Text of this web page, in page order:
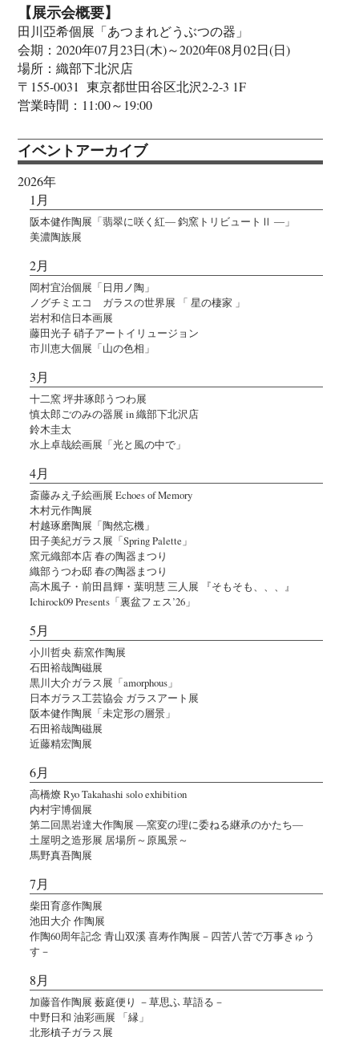
【展示会概要】
田川亞希個展「あつまれどうぶつの器」
会期：2020年07月23日(木)～2020年08月02日(日)
場所：織部下北沢店
〒155-0031 東京都世田谷区北沢2-2-3 1F
営業時間：11:00～19:00
イベントアーカイブ
2026年
1月
阪本健作陶展「翡翠に咲く紅― 鈞窯トリビュートⅡ ―」
美濃陶族展
2月
岡村宜治個展「日用ノ陶」
ノグチミエコ ガラスの世界展 「 星の棲家 」
岩村和信日本画展
藤田光子 硝子アートイリュージョン
市川恵大個展「山の色相」
3月
十二窯 坪井琢郎うつわ展
慎太郎ごのみの器展 in 織部下北沢店
鈴木圭太
水上卓哉絵画展「光と風の中で」
4月
斎藤みえ子絵画展 Echoes of Memory
木村元作陶展
村越琢磨陶展「陶然忘機」
田子美紀ガラス展「Spring Palette」
窯元織部本店 春の陶器まつり
織部うつわ邸 春の陶器まつり
高木風子・前田昌輝・葉明慧 三人展 『そもそも、、、』
Ichirock09 Presents「裏盆フェス’26」
5月
小川哲央 薪窯作陶展
石田裕哉陶磁展
黒川大介ガラス展「amorphous」
日本ガラス工芸協会 ガラスアート展
阪本健作陶展「未定形の層景」
石田裕哉陶磁展
近藤精宏陶展
6月
高橋燎 Ryo Takahashi solo exhibition
内村宇博個展
第二回黒岩達大作陶展 ―窯変の理に委ねる継承のかたち―
土屋明之造形展 居場所～原風景～
馬野真吾陶展
7月
柴田育彦作陶展
池田大介 作陶展
作陶60周年記念 青山双溪 喜寿作陶展－四苦八苦で万事きゅう
す－
8月
加藤音作陶展 薮庭便り －草思ふ 草語る－
中野日和 油彩画展 「縁」
北形槙子ガラス展